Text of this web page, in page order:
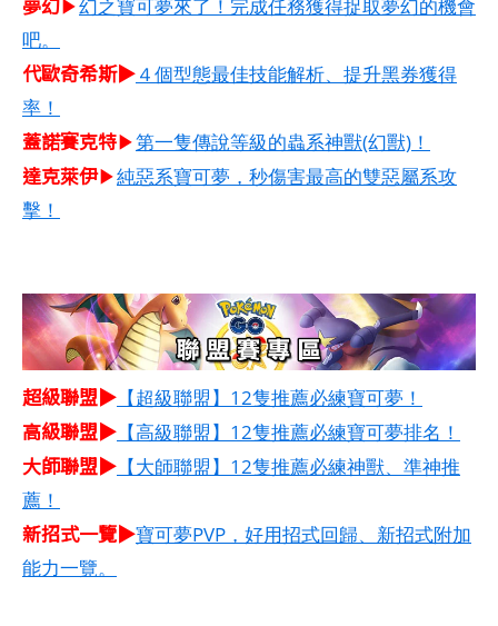
▶幻之寶可夢來了！完成任務獲得捉取夢幻的機會
吧。
代歐奇希斯▶４個型態最佳技能解析、提升黑券獲得
率！
蓋諾賽克特▶第一隻傳說等級的蟲系神獸(幻獸)！
達克萊伊▶純惡系寶可夢，秒傷害最高的雙惡屬系攻
擊！
超級聯盟▶ 【超級聯盟】12隻推薦必練寶可夢！
高級聯盟▶ 【高級聯盟】12隻推薦必練寶可夢排名！
大師聯盟▶ 【大師聯盟】12隻推薦必練神獸、準神推
薦！
新招式一覽▶寶可夢PVP，好用招式回歸、新招式附加
能力一覽。